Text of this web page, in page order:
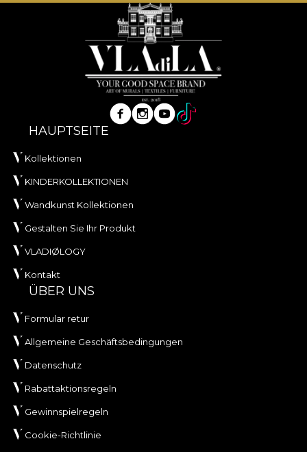
den eigenen Kleber zu verwenden. Auf diese
Weise können Sie einen schnellen, sicheren und
effizienten Umgestaltungsprozess genießen, der
den höchsten Qualitätsstandards entspricht.
HAUPTSEITE
Kollektionen
KINDERKOLLEKTIONEN
Wandkunst Kollektionen
Gestalten Sie Ihr Produkt
VLADIØLOGY
Kontakt
ÜBER UNS
Formular retur
Allgemeine Geschäftsbedingungen
Datenschutz
Rabattaktionsregeln
Gewinnspielregeln
Cookie-Richtlinie